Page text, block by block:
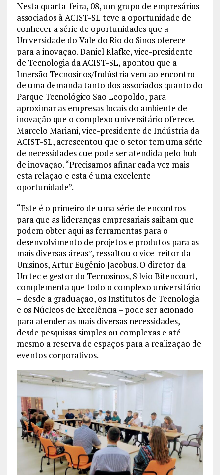
Nesta quarta-feira, 08, um grupo de empresários
associados à ACIST-SL teve a oportunidade de
conhecer a série de oportunidades que a
Universidade do Vale do Rio do Sinos oferece
para a inovação. Daniel Klafke, vice-presidente
de Tecnologia da ACIST-SL, apontou que a
Imersão Tecnosinos/Indústria vem ao encontro
de uma demanda tanto dos associados quanto do
Parque Tecnológico São Leopoldo, para
aproximar as empresas locais do ambiente de
inovação que o complexo universitário oferece.
Marcelo Mariani, vice-presidente de Indústria da
ACIST-SL, acrescentou que o setor tem uma série
de necessidades que pode ser atendida pelo hub
de inovação. “Precisamos afinar cada vez mais
esta relação e esta é uma excelente
oportunidade”.
“Este é o primeiro de uma série de encontros
para que as lideranças empresariais saibam que
podem obter aqui as ferramentas para o
desenvolvimento de projetos e produtos para as
mais diversas áreas”, ressaltou o vice-reitor da
Unisinos, Artur Eugênio Jacobus. O diretor da
Unitec e gestor do Tecnosinos, Silvio Bitencourt,
complementa que todo o complexo universitário
– desde a graduação, os Institutos de Tecnologia
e os Núcleos de Excelência – pode ser acionado
para atender as mais diversas necessidades,
desde pesquisas simples ou complexas e até
mesmo a reserva de espaços para a realização de
eventos corporativos.